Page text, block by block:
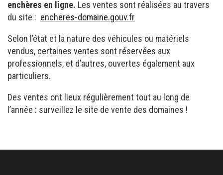
enchères en ligne. Les ventes sont réalisées au travers
du site : encheres-domaine.gouv.fr
Selon l’état et la nature des véhicules ou matériels
vendus, certaines ventes sont réservées aux
professionnels, et d’autres, ouvertes également aux
particuliers.
Des ventes ont lieux régulièrement tout au long de
l’année : surveillez le site de vente des domaines !